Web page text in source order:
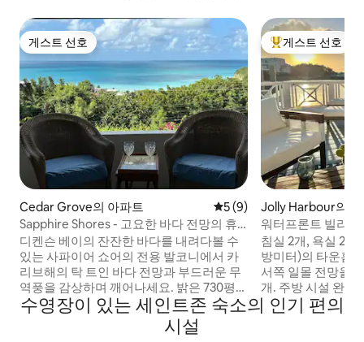
게스트 선호
게스트 선호
Cedar Grove의 아파트 평점 5점(5점 만점), 후기 9
5 (9)
Sapphire Shores - 고요한 바다 전망의 휴
식처
디켄슨 베이의 잔잔한 바다를 내려다볼 수
있는 사파이어 쇼어의 전용 발코니에서 카
리브해의 탁 트인 바다 전망과 부드러운 무
역풍을 감상하며 깨어나세요. 밝은 730평방
피트의 침실 1개 휴양지는 해안 장식, 산뜻
한 침구가 놓인 푹신한 킹사이즈 침대, 퀸사
이즈 침대 소파가 있는 편안한 거실 공간을
상위 게스트 선호
게스트 선호
Jolly Harbour의
워터프론트 빌라 –
소
침실 2개, 욕실 2.5
방미터)의 타운홈.
서쪽 일몰 전망을
개. 주방 시설 완비
주차장이 있으며,
을 위한 주차장이
수영장이 있는 세인트존 숙소의 인기 편의
시설